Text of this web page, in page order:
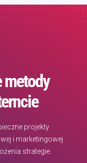
metody
projekty
i marketingowej
strategie.